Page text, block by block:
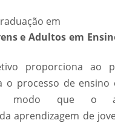
em
e Adultos em
proporciona ao
o processo de
modo que o
aprendizagem de